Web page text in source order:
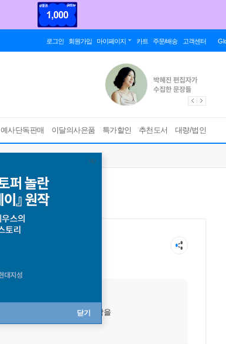
로그인 회원가입 마이페이지 카트 주문/배송 고객센터
예사단독판매 이달의사은품 특가할인 추천도서 대량/법인
닫기
나는 고백한다, 현대의학을